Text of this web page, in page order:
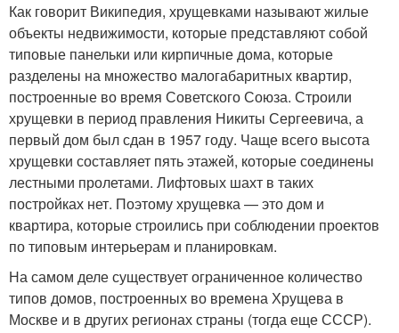
Как говорит Википедия, хрущевками называют жилые
объекты недвижимости, которые представляют собой
типовые панельки или кирпичные дома, которые
разделены на множество малогабаритных квартир,
построенные во время Советского Союза. Строили
хрущевки в период правления Никиты Сергеевича, а
первый дом был сдан в 1957 году. Чаще всего высота
хрущевки составляет пять этажей, которые соединены
лестными пролетами. Лифтовых шахт в таких
постройках нет. Поэтому хрущевка — это дом и
квартира, которые строились при соблюдении проектов
по типовым интерьерам и планировкам.
На самом деле существует ограниченное количество
типов домов, построенных во времена Хрущева в
Москве и в других регионах страны (тогда еще СССР).